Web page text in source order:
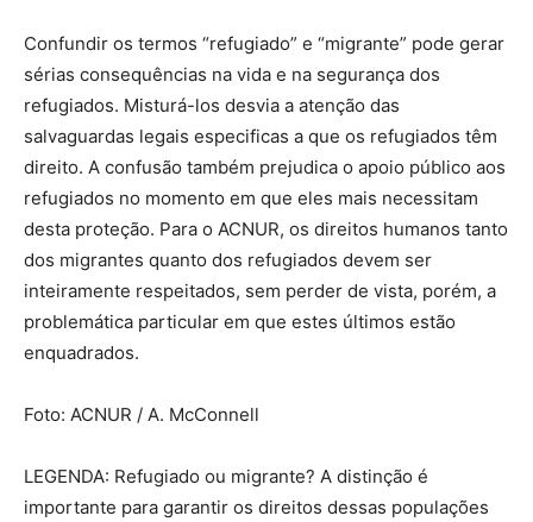
Confundir os termos “refugiado” e “migrante” pode gerar
sérias consequências na vida e na segurança dos
refugiados. Misturá-los desvia a atenção das
salvaguardas legais especificas a que os refugiados têm
direito. A confusão também prejudica o apoio público aos
refugiados no momento em que eles mais necessitam
desta proteção. Para o ACNUR, os direitos humanos tanto
dos migrantes quanto dos refugiados devem ser
inteiramente respeitados, sem perder de vista, porém, a
problemática particular em que estes últimos estão
enquadrados.
Foto: ACNUR / A. McConnell
LEGENDA: Refugiado ou migrante? A distinção é
importante para garantir os direitos dessas populações